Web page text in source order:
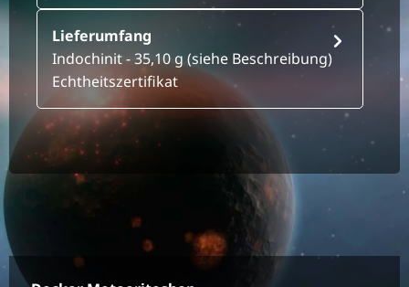
Lieferumfang
Indochinit - 35,10 g (siehe Beschreibung)
Echtheitszertifikat